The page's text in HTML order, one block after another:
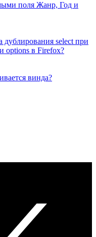
поля Жанр, Год и
дублирования select при
options в Firefox?
винда?